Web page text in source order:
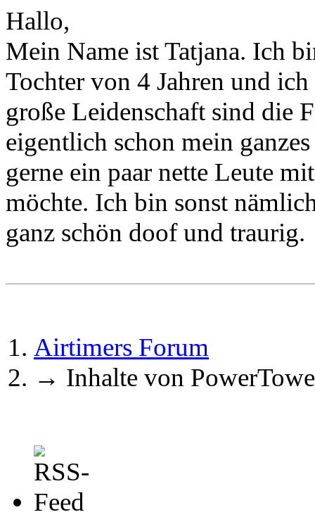
Hallo,
Mein Name ist Tatjana. Ich
Tochter von 4 Jahren und
große Leidenschaft sind die
eigentlich schon mein
gerne ein paar nette Leute
möchte. Ich bin sonst
ganz schön doof und traurig.
Airtimers Forum
→ Inhalte von